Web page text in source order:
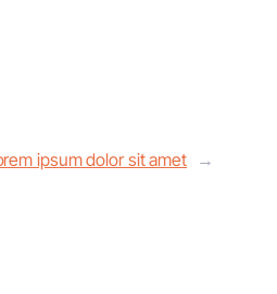
ipsum dolor sit amet →